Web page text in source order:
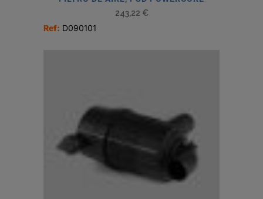
243,22 €
Ref: D090101